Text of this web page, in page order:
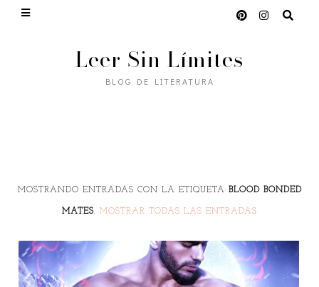
Leer Sin Límites
BLOG DE LITERATURA
MOSTRANDO ENTRADAS CON LA ETIQUETA BLOOD BONDED
MATES. MOSTRAR TODAS LAS ENTRADAS